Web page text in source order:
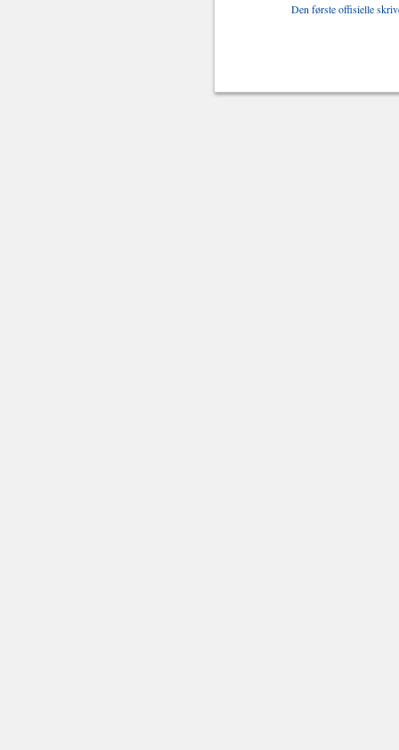
Den første offisielle